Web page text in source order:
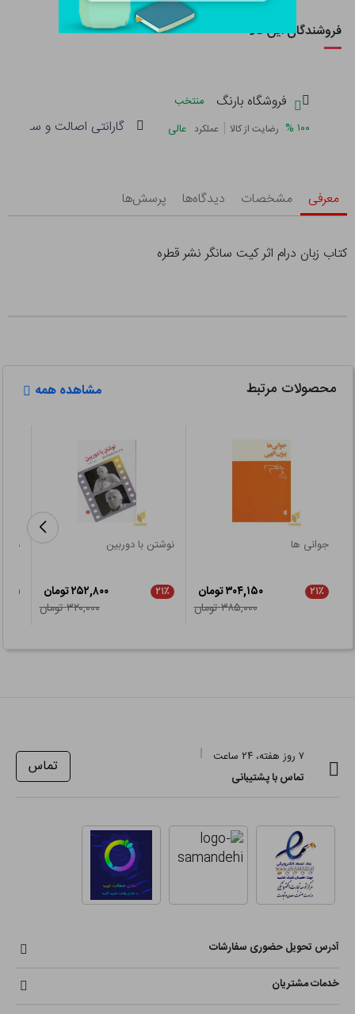
فروشندگان این کالا
فروشگاه بارنگ
منتخب
۱۰۰ % رضایت از کالا | عملکرد عالی گارانتی اصالت و سلامت
معرفی مشخصات دیدگاه‌ها پرسش‌ها
کتاب زبان درام اثر کیت سانگر نشر قطره
محصولات مرتبط مشاهده همه
جوانی ها
۲۱٪
۳۰۴,۱۵۰ تومان
۳۸۵,۰۰۰ تومان
نوشتن با دوربین
۲۱٪
۲۵۲,۸۰۰ تومان
۳۲۰,۰۰۰ تومان
۷ روز هفته، ۲۴ ساعت
تماس با پشتیبانی
تماس
آدرس تحویل حضوری سفارشات
خدمات مشتریان